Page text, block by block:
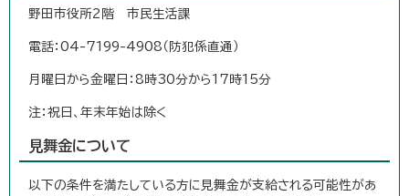
野田市役所2階 市民生活課
電話：04-7199-4908（防犯係直通）
月曜日から金曜日：8時30分から17時15分
注：祝日、年末年始は除く
見舞金について
以下の条件を満たしている方に見舞金が支給される可能性があ